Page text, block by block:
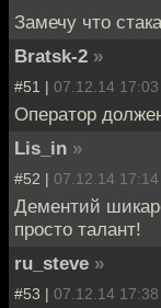
Замечу что
Bratsk-2 »
#51 | 07.12.14 17:03
Оператор
Lis_in »
#52 | 07.12.14 17:14
Дементий
просто талант!
ru_steve »
#53 | 07.12.14 17:38